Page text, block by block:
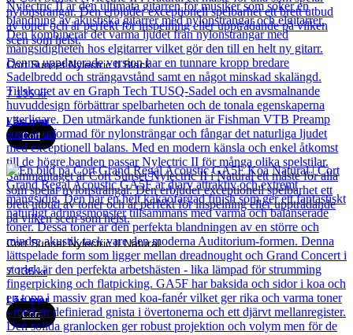
Cort Sunset Nylectric II Black
7 135kr
Läs mer
Cort
Cort Sunset Nylectric II Natural
7 135kr
Läs mer
Cort